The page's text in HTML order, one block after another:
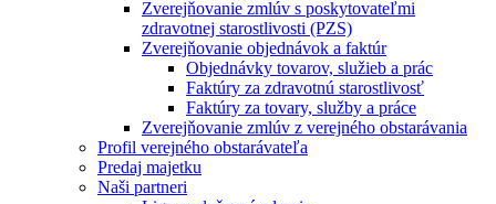
Zverejňovanie zmlúv s poskytovateľmi
zdravotnej starostlivosti (PZS)
Zverejňovanie objednávok a faktúr
Objednávky tovarov, služieb a prác
Faktúry za zdravotnú starostlivosť
Faktúry za tovary, služby a práce
Zverejňovanie zmlúv z verejného obstarávania
Profil verejného obstarávateľa
Predaj majetku
Naši partneri